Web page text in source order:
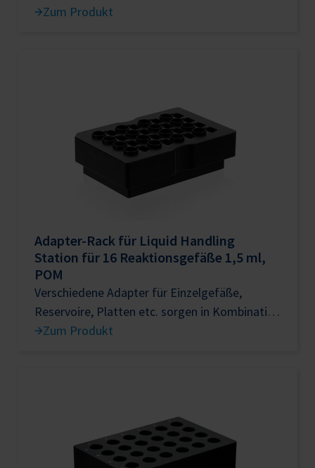
Liquid Ends (SC) und drei 8-Kanal Liquid Ends
Zum Produkt
Adapter-Rack für Liquid Handling
Station für 16 Reaktionsgefäße 1,5 ml,
POM
Verschiedene Adapter für Einzelgefäße,
Reservoire, Platten etc. sorgen in Kombination
mit den 30er bzw. 60er Höhenadaptern für
Zum Produkt